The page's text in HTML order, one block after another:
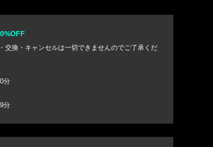
交換・キャンセルは一切できませんのでご了承くだ
分
分